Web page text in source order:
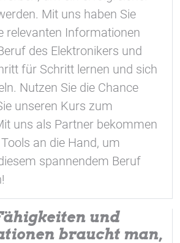
Mit uns haben Sie
relevanten Informationen
des Elektronikers und
für Schritt lernen und sich
Nutzen Sie die Chance
unseren Kurs zum
uns als Partner bekommen
an die Hand, um
spannendem Beruf
und
braucht man,